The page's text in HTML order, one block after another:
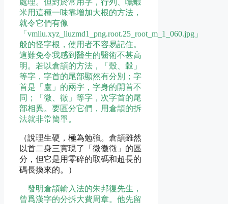
處理。但對於常用字，行列、嘸蝦
米用這種一味靠增加大根的方法，
就令它們有像
「vmliu.xyz_liuzmd1_png.root.25_root_m_1_060.jpg」
般的怪字根，使用者不容易記住。
這難免令我感到醫生的醫術不甚高
明。若以倉頡的方法，「殼、穀」
等字，字首的尾部顯然有分別；字
首是「盧」的兩字，字身的開首不
同；「微、徵」等字，次字首的尾
部相異。要區分它們，用倉頡的拆
法就非常簡單。
（說理生硬，極為勉強。倉頡雖然
以首二身三實現了「微徽徵」的區
分，但它是用零碎的取碼和超長的
碼長換來的。）
發明倉頡輸入法的朱邦復先生，
曾爲漢字的分拆大費周章。他先留